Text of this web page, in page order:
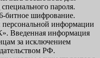
пароля.
битное шифрование.
информации
Введенная информация
за исключением
РФ.